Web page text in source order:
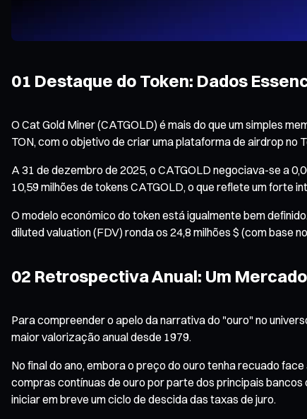
01 Destaque do Token: Dados
O Cat Gold Miner (CATGOLD) é mais do que um simples
TON, com o objetivo de criar uma plataforma de airdrop
A 31 de dezembro de 2025, o CATGOLD negociava-se a
10,59 milhões de tokens CATGOLD, o que reflete um forte
O modelo económico do token está igualmente bem
diluted valuation (FDV) ronda os 24,8 milhões $ (com
02 Retrospectiva Anual: Um
Para compreender o apelo da narrativa do "ouro" no
maior valorização anual desde 1979.
No final do ano, embora o preço do ouro tenha recuado
compras contínuas de ouro por parte dos principais
iniciar em breve um ciclo de descida das taxas de juro.